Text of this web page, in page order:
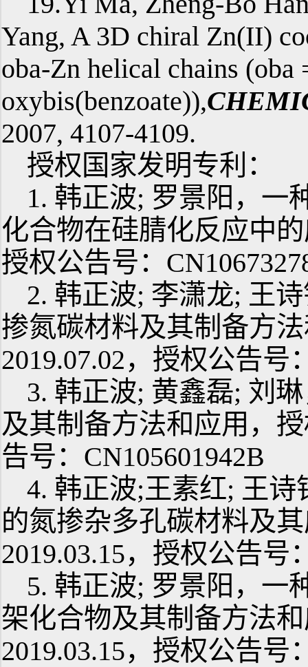
Yang, A 3D chiral Zn(II)
oba-Zn helical chains (oba
oxybis(benzoate)),
2007, 4107-4109.
授权国家发明专利：
1. 韩正波; 罗景阳，一
化合物在硅腈化反应中
授权公告号：
2. 韩正波; 李潇龙; 王
掺氮碳材料及其制备方
2019.07.02，授权公告号
3. 韩正波; 黄鑫磊; 刘
及其制备方法和应用，
告号：CN105601942B
4. 韩正波;王素红; 王
的氮掺杂多孔碳材料及
2019.03.15，授权公告号
5. 韩正波; 罗景阳，一
架化合物及其制备方法
2019.03.15，授权公告号